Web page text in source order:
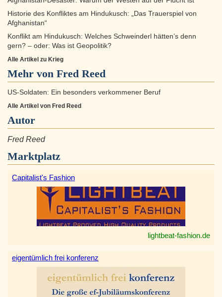
Historie des Konfliktes am Hindukusch: „Das Trauerspiel von
Afghanistan“
Konflikt am Hindukusch: Welches Schweinderl hätten’s denn
gern? – oder: Was ist Geopolitik?
Alle Artikel zu Krieg
Mehr von Fred Reed
US-Soldaten: Ein besonders verkommener Beruf
Alle Artikel von Fred Reed
Autor
Fred Reed
Marktplatz
Capitalist's Fashion
lightbeat-fashion.de
eigentümlich frei konferenz